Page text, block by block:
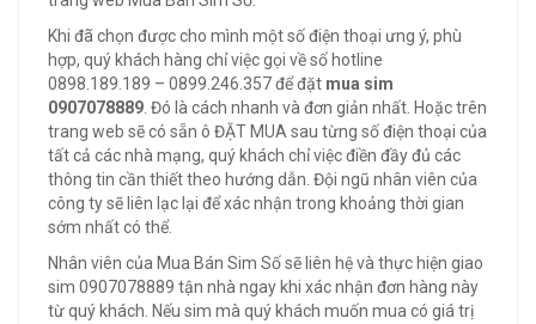
Khi đã chọn được cho mình một số điện thoại ưng ý, phù
hợp, quý khách hàng chỉ việc gọi về số hotline
0898.189.189 – 0899.246.357 để đặt mua sim
0907078889 . Đó là cách nhanh và đơn giản nhất. Hoặc trên
trang web sẽ có sẵn ô ĐẶT MUA sau từng số điện thoại của
tất cả các nhà mạng, quý khách chỉ việc điền đầy đủ các
thông tin cần thiết theo hướng dẫn. Đội ngũ nhân viên của
công ty sẽ liên lạc lại để xác nhận trong khoảng thời gian
sớm nhất có thể.
Nhân viên của Mua Bán Sim Số sẽ liên hệ và thực hiện giao
sim 0907078889 tận nhà ngay khi xác nhận đơn hàng này
từ quý khách. Nếu sim mà quý khách muốn mua có giá trị